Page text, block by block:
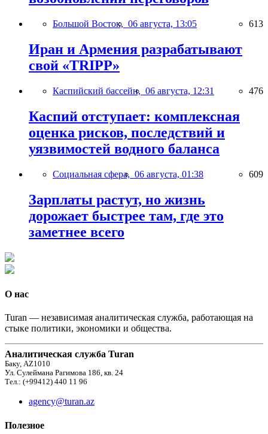
Большой Восток, 06 августа, 13:05 613
Иран и Армения разрабатывают
свой «TRIPP»
Каспийский бассейн, 06 августа, 12:31 476
Каспий отступает: комплексная
оценка рисков, последствий и
уязвимостей водного баланса
Социальная сфера, 06 августа, 01:38 609
Зарплаты растут, но жизнь
дорожает быстрее там, где это
заметнее всего
О нас
Turan — независимая аналитическая служба, работающая на
стыке политики, экономики и общества.
Аналитическая служба Turan
Баку, AZ1010
Ул. Сулеймана Рагимова 186, кв. 24
Тел.: (+99412) 440 11 96
agency@turan.az
Полезное